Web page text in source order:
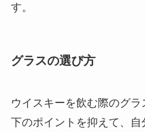
す。
グラスの選び方
ウイスキーを飲む際のグ
下のポイントを抑えて、